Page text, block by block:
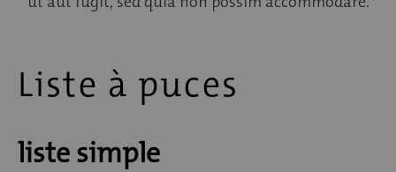
Liste à puces
liste simple